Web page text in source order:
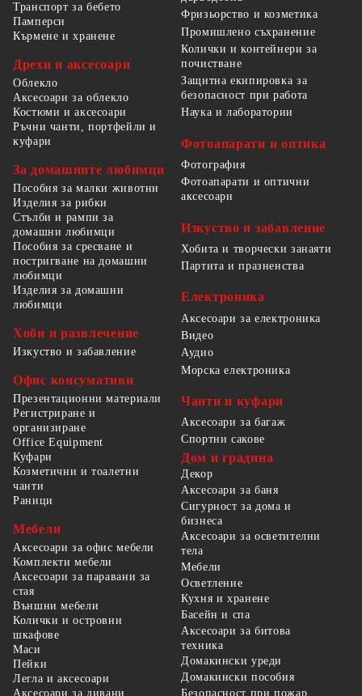
Транспорт за бебето
Памперси
Кърмене и хранене
Дрехи и аксесоари
Облекло
Аксесоари за облекло
Костюми и аксесоари
Ръчни чанти, портфейли и
куфари
За домашните любимци
Пособия за малки животни
Изделия за рибки
Стълби и рампи за
домашни любимци
Пособия за сресване и
постригване на домашни
любимци
Изделия за домашни
любимци
Хоби и развлечение
Изкуство и забавление
Офис консумативи
Презентационни материали
Регистриране и
организиране
Office Equipment
Фризьорство и козметика
Промишлено съхранение
Колички и контейнери за
почистване
Защитна екипировка за
безопасност при работа
Наука и лаборатории
Фотоапарати и оптика
Фотография
Фотоапарати и оптични
аксесоари
Изкуство и забавление
Хобита и творчески занаяти
Партита и празненства
Електроника
Аксесоари за електроника
Видео
Аудио
Морска електроника
Чанти и куфари
Аксесоари за багаж
Спортни сакове
Куфари
Козметични и тоалетни
чанти
Раници
Мебели
Аксесоари за офис мебели
Комплекти мебели
Аксесоари за паравани за
стая
Външни мебели
Колички и островни
шкафове
Маси
Пейки
Легла и аксесоари
Аксесоари за дивани
Дом и градина
Декор
Аксесоари за баня
Сигурност за дома и
бизнеса
Аксесоари за осветителни
тела
Мебели
Осветление
Кухня и хранене
Басейн и спа
Аксесоари за битова
техника
Домакински уреди
Домакински пособия
Безопасност при пожар,